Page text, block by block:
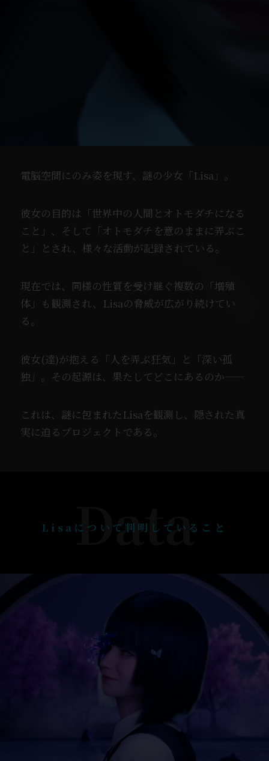
電脳空間にのみ姿を現す、謎の少女「Lisa」。
彼女の目的は「世界中の人間とオトモダチになる
こと」、 そして「オトモダチを意のままに弄ぶこ
と」とされ、 様々な活動が記録されている。
現在では、同様の性質を受け継ぐ 複数の「増殖
体」も観測され、 Lisaの脅威が広がり続けてい
る。
彼女(達)が抱える「人を弄ぶ狂気」と「深い孤
独」。 その起源は、果たしてどこにあるのか――
これは、謎に包まれたLisaを観測し、 隠された真
実に迫るプロジェクトである。
Lisaについて判明していること
Data